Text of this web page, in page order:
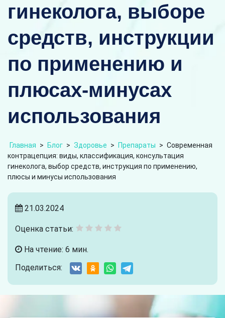
гинеколога, выборе
средств, инструкции
по применению и
плюсах-минусах
использования
Главная > Блог > Здоровье > Препараты > Современная
контрацепция: виды, классификация, консультация
гинеколога, выбор средств, инструкция по применению,
плюсы и минусы использования
21.03.2024
Оценка статьи:
На чтение: 6 мин.
Поделиться: